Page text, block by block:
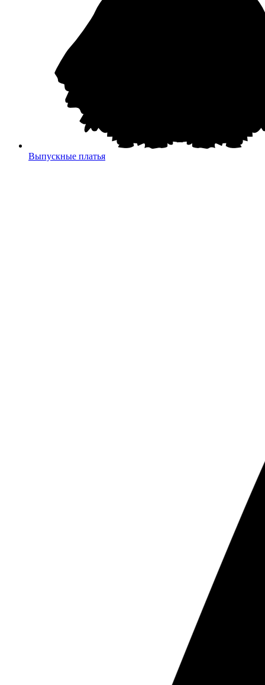
Выпускные платья